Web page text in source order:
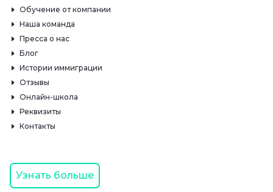
Обучение от компании
Наша команда
Пресса о нас
Блог
Истории иммиграции
Отзывы
Онлайн-школа
Реквизиты
Контакты
Узнать больше